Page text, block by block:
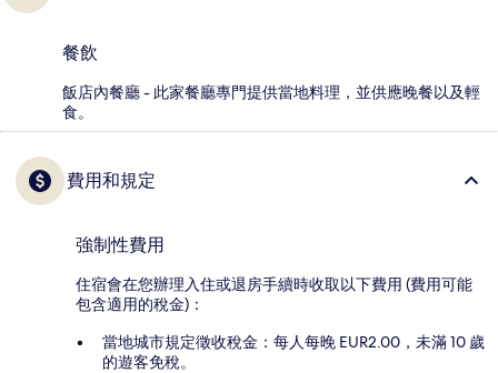
餐飲
飯店內餐廳 - 此家餐廳專門提供當地料理，並供應晚餐以及輕
食。
費用和規定
強制性費用
住宿會在您辦理入住或退房手續時收取以下費用 (費用可能
包含適用的稅金)：
當地城市規定徵收稅金：每人每晚 EUR2.00，未滿 10 歲
的遊客免稅。